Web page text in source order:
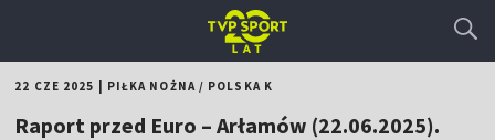
22 CZE 2025 PIŁKA NOŻNA/ POLSKA K
Raport przed Euro – Arłamów (22.06.2025).